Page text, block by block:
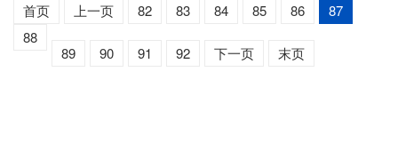
首页 上一页 82 83 84 85 86
87
88
89
90 91 92 下一页 末页